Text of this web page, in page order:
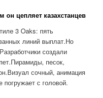
он цепляет казахстанцев
3 Oaks: пять
линий выплат.Но
создали
песок,
сочный, анимация
погружает с головой.